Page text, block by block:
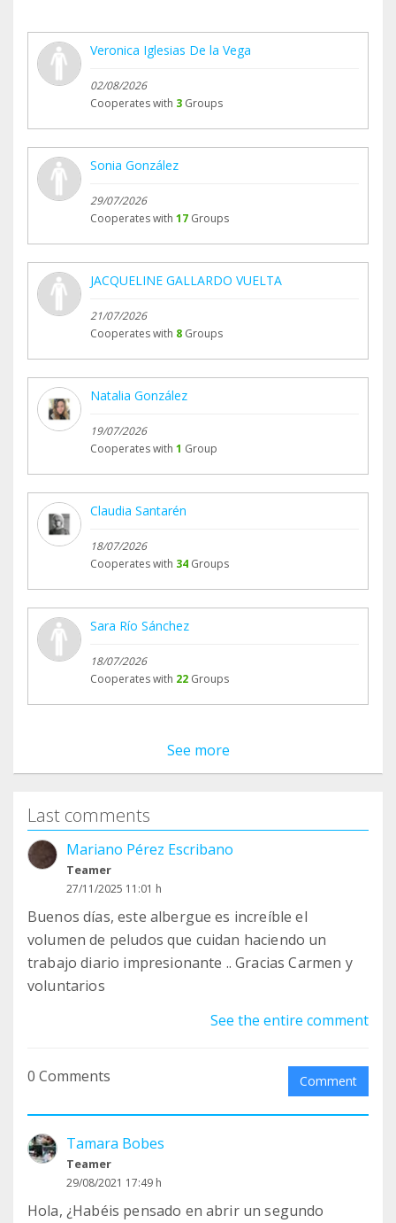
Veronica Iglesias De la Vega
02/08/2026
Cooperates with 3 Groups
Sonia González
29/07/2026
Cooperates with 17 Groups
JACQUELINE GALLARDO VUELTA
21/07/2026
Cooperates with 8 Groups
Natalia González
19/07/2026
Cooperates with 1 Group
Claudia Santarén
18/07/2026
Cooperates with 34 Groups
Sara Río Sánchez
18/07/2026
Cooperates with 22 Groups
See more
Last comments
Mariano Pérez Escribano
Teamer
27/11/2025 11:01 h
Buenos días, este albergue es increíble el
volumen de peludos que cuidan haciendo un
trabajo diario impresionante .. Gracias Carmen y
voluntarios
See the entire comment
0 Comments Comment
Tamara Bobes
Teamer
29/08/2021 17:49 h
Hola, ¿Habéis pensado en abrir un segundo